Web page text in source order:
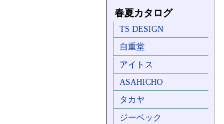
春夏カタログ
TS DESIGN
自重堂
アイトス
ASAHICHO
タカヤ
ジーベック